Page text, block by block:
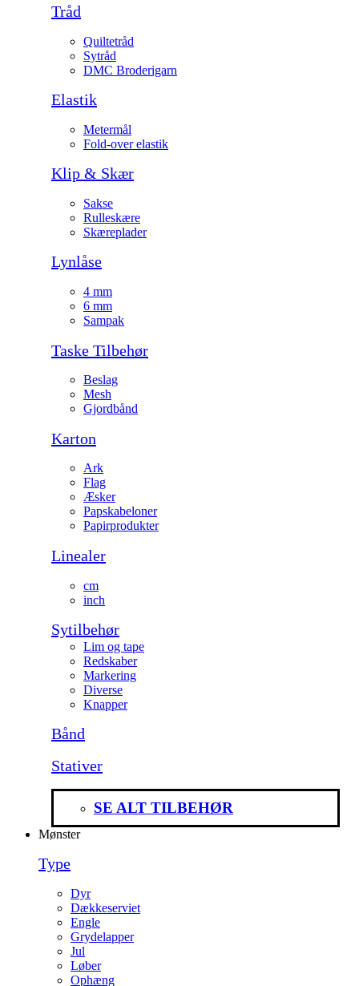
Tråd
Quiltetråd
Sytråd
DMC Broderigarn
Elastik
Metermål
Fold-over elastik
Klip & Skær
Sakse
Rulleskære
Skæreplader
Lynlåse
4 mm
6 mm
Sampak
Taske Tilbehør
Beslag
Mesh
Gjordbånd
Karton
Ark
Flag
Æsker
Papskabeloner
Papirprodukter
Linealer
cm
inch
Sytilbehør
Lim og tape
Redskaber
Markering
Diverse
Knapper
Bånd
Stativer
SE ALT TILBEHØR
Mønster
Type
Dyr
Dækkeserviet
Engle
Grydelapper
Jul
Løber
Ophæng